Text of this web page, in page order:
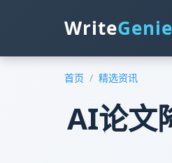
WriteGenie
首页 / 精选资讯
AI论文